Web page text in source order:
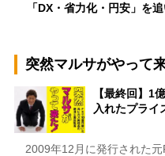
「DX・省力化・円安」を
突然マルサがやって
【最終回】1
入れたプラ
2009年12月に発行された元